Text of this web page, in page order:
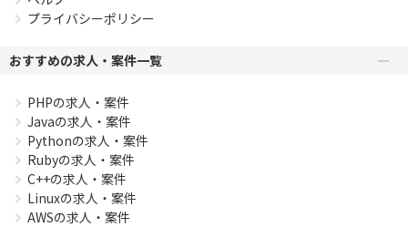
プライバシーポリシー
おすすめの求人・案件一覧
PHPの求人・案件
Javaの求人・案件
Pythonの求人・案件
Rubyの求人・案件
C++の求人・案件
Linuxの求人・案件
AWSの求人・案件